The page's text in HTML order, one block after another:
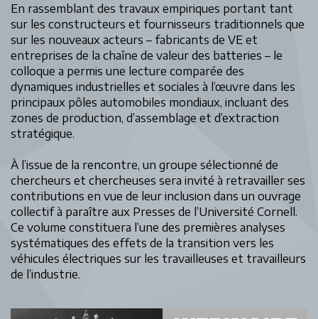
En rassemblant des travaux empiriques portant tant
sur les constructeurs et fournisseurs traditionnels que
sur les nouveaux acteurs – fabricants de VE et
entreprises de la chaîne de valeur des batteries – le
colloque a permis une lecture comparée des
dynamiques industrielles et sociales à l’œuvre dans les
principaux pôles automobiles mondiaux, incluant des
zones de production, d’assemblage et d’extraction
stratégique.
À l’issue de la rencontre, un groupe sélectionné de
chercheurs et chercheuses sera invité à retravailler ses
contributions en vue de leur inclusion dans un ouvrage
collectif à paraître aux Presses de l’Université Cornell.
Ce volume constituera l’une des premières analyses
systématiques des effets de la transition vers les
véhicules électriques sur les travailleuses et travailleurs
de l’industrie.